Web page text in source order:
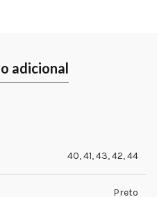
adicional
40,41,43,42,44
Preto